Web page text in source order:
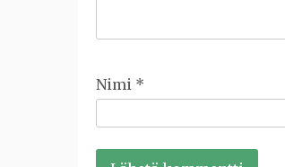
Nimi *